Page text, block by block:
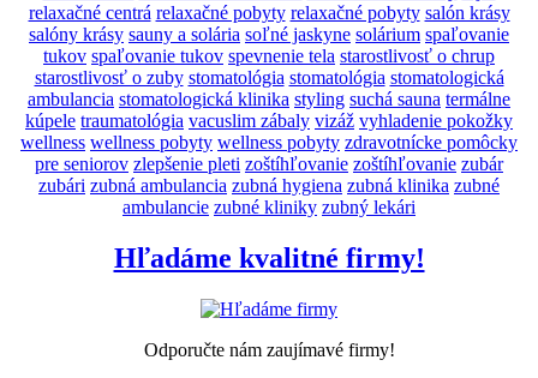
relaxačné centrá relaxačné pobyty relaxačné pobyty salón krásy
salóny krásy sauny a solária soľné jaskyne solárium spaľovanie
tukov spaľovanie tukov spevnenie tela starostlivosť o chrup
starostlivosť o zuby stomatológia stomatológia stomatologická
ambulancia stomatologická klinika styling suchá sauna termálne
kúpele traumatológia vacuslim zábaly vizáž vyhladenie pokožky
wellness wellness pobyty wellness pobyty zdravotnícke pomôcky
pre seniorov zlepšenie pleti zoštíhľovanie zoštíhľovanie zubár
zubári zubná ambulancia zubná hygiena zubná klinika zubné
ambulancie zubné kliniky zubný lekári
Hľadáme kvalitné firmy!
Odporučte nám zaujímavé firmy!